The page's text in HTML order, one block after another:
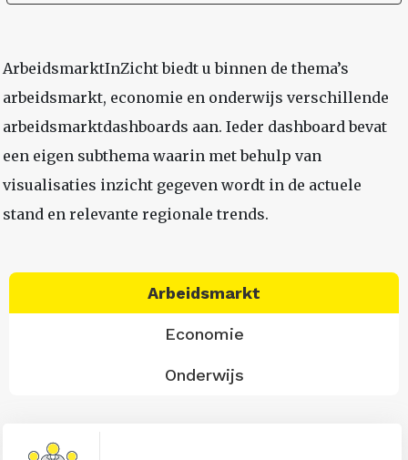
ArbeidsmarktInZicht biedt u binnen de thema’s
arbeidsmarkt, economie en onderwijs verschillende
arbeidsmarktdashboards aan. Ieder dashboard bevat
een eigen subthema waarin met behulp van
visualisaties inzicht gegeven wordt in de actuele
stand en relevante regionale trends.
Arbeidsmarkt
Economie
Onderwijs